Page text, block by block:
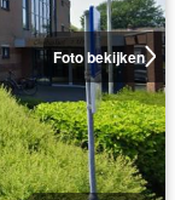
Foto bekijken